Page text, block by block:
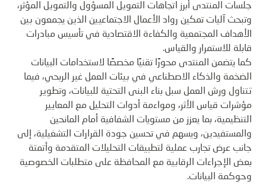
جلسات المنتدى أبرز اتجاهات التمويل المسؤول والتمويل المؤثر،
وتبحث آليات تمكين رواد الأعمال الاجتماعيين الذين يجمعون بين
الأهداف المجتمعية والكفاءة الاقتصادية في تأسيس مبادرات
قابلة للاستمرار والقياس.
كما يتضمن المنتدى محورًا تقنيًا مخصصًا لاستخدامات البيانات
الضخمة والذكاء الاصطناعي في بيئات العمل غير الربحي، فيما
تتناول ورش العمل سبل بناء البنى التحتية للبيانات، وتطوير
مؤشرات قياس الأثر، ومواءمة أدوات التحليل مع المعايير
التنظيمية، بما يعزز من مستويات الشفافية أمام المانحين
والمستفيدين، ويسهم في تحسين جودة القرارات التشغيلية، إلى
جانب عرض تجارب عملية لتطبيقات التحليلات المتقدمة وأتمتة
بعض الإجراءات الرقابية مع المحافظة على متطلبات الخصوصية
وحوكمة البيانات.